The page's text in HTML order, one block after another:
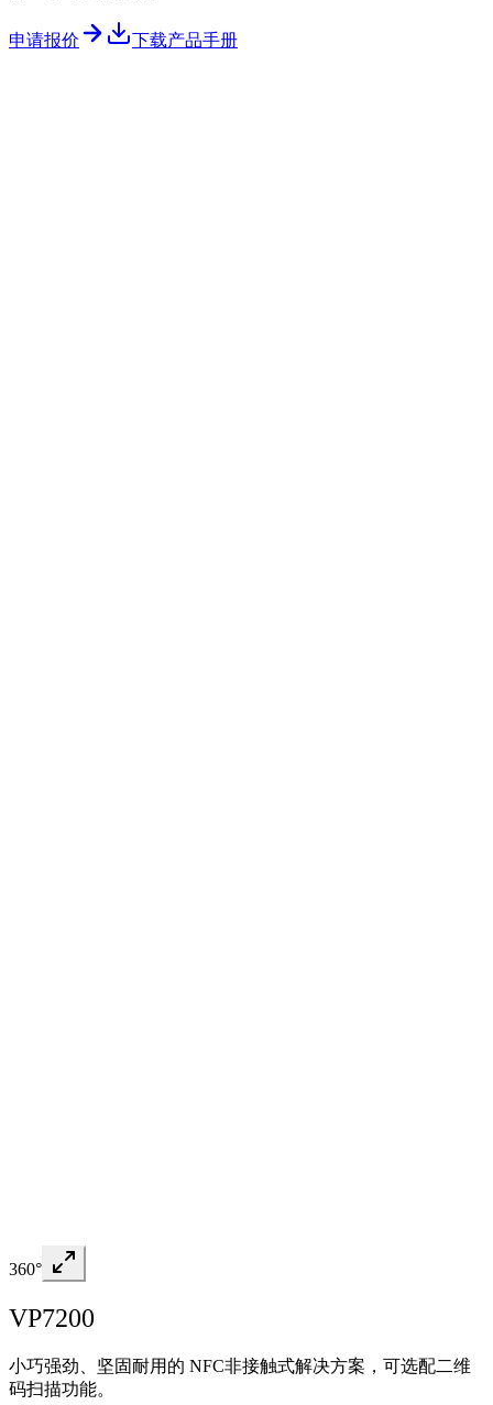
申请报价 下载产品手册
360°
VP7200
小巧强劲、坚固耐用的 NFC非接触式解决方案，可选配二维
码扫描功能。